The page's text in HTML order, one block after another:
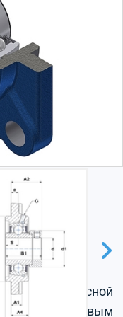
корпусной